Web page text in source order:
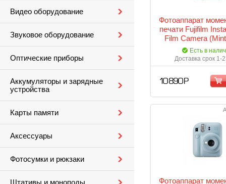
Видео оборудование
Звуковое оборудование
Оптические приборы
Аккумуляторы и зарядные
устройства
Карты памяти
Аксессуары
Фотосумки и рюкзаки
Фотоаппарат
печати Fujifilm
Film Camera
Есть в
Доставка срок 1-
10 890 Р
Фотоаппарат